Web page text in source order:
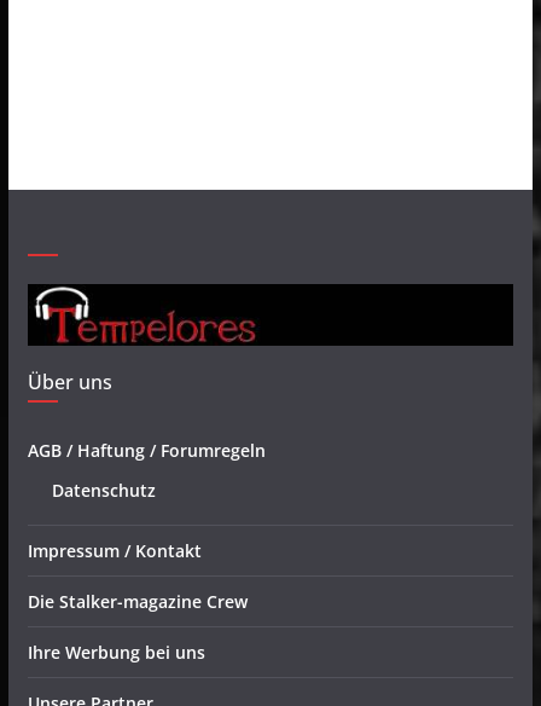
Über uns
AGB / Haftung / Forumregeln
Datenschutz
Impressum / Kontakt
Die Stalker-magazine Crew
Ihre Werbung bei uns